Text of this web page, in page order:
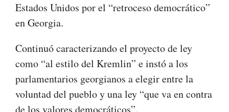
Estados Unidos por el “retroceso democrático”
en Georgia.
Continuó caracterizando el proyecto de ley
como “al estilo del Kremlin” e instó a los
parlamentarios georgianos a elegir entre la
voluntad del pueblo y una ley “que va en contra